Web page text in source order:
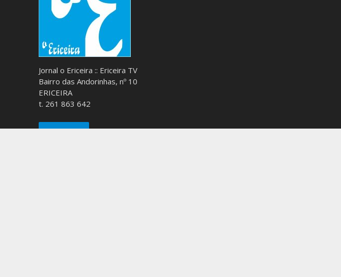
Jornal o Ericeira :: Ericeira TV
Bairro das Andorinhas, nº 10
ERICEIRA
t. 261 863 642